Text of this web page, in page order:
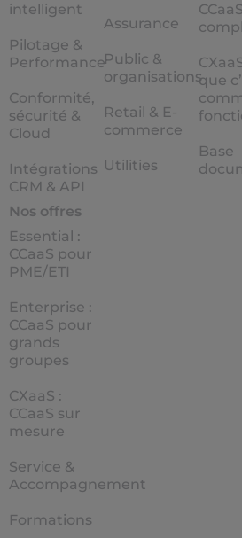
intelligent
Pilotage &
Performance
Conformité,
sécurité &
Cloud
Intégrations
CRM & API
Nos offres
Essential :
CCaaS pour
PME/ETI
Enterprise :
CCaaS pour
grands
groupes
CXaaS :
CCaaS sur
mesure
Service &
Accompagnement
Formations
Assurance
Public &
organisations
Retail & E-
commerce
Utilities
que
Base